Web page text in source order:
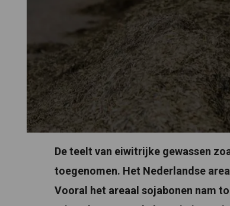
De teelt van eiwitrijke gewassen
toegenomen. Het Nederlandse
Vooral het areaal sojabonen nam